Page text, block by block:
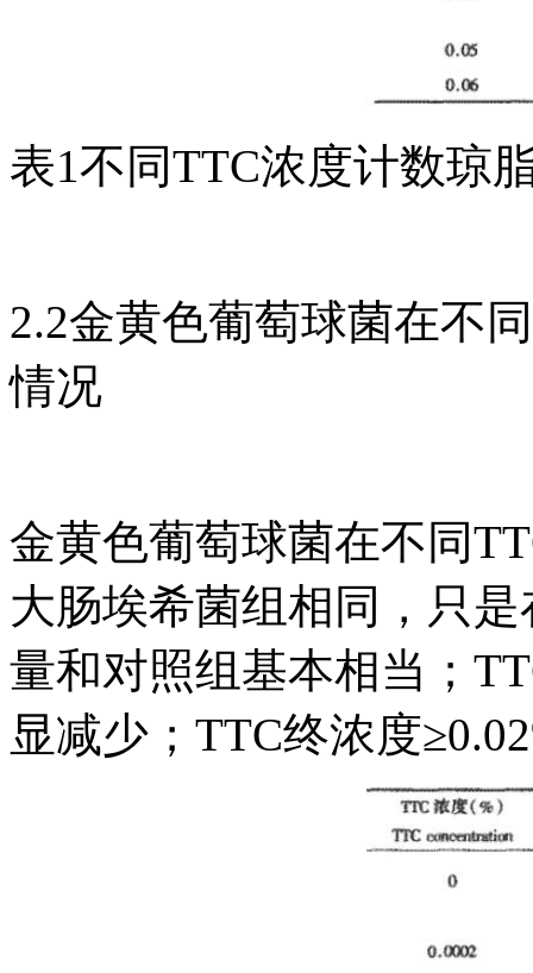
表1不同TTC浓度计数琼
2.2金黄色葡萄球菌在不
情况
金黄色葡萄球菌在不同
大肠埃希菌组相同，只
量和对照组基本相当；
显减少；TTC终浓度